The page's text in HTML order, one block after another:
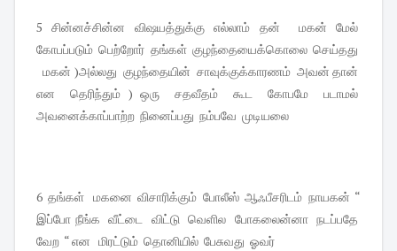
5 சின்னச்சின்ன விஷயத்துக்கு எல்லாம் தன் மகன் மேல்
கோபப்படும் பெற்றோர் தங்கள் குழந்தையைக்கொலை செய்தது
மகன் )அல்லது குழந்தையின் சாவுக்குக்காரணம் அவன் தான்
என தெரிந்தும் ) ஒரு சதவீதம் கூட கோபமே படாமல்
அவனைக்காப்பாற்ற நினைப்பது நம்பவே முடியலை
6 தங்கள் மகனை விசாரிக்கும் போலீஸ் ஆஃபீசரிடம் நாயகன் “
இப்போ நீங்க வீட்டை விட்டு வெளில போகலைன்னா நடப்பதே
வேற “ என மிரட்டும் தொனியில் பேசுவது ஓவர்